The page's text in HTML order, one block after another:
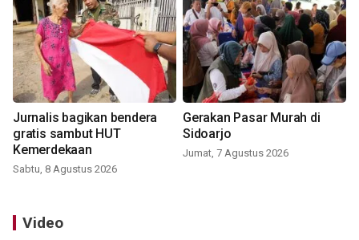
Jurnalis bagikan bendera
gratis sambut HUT
Kemerdekaan
Sabtu, 8 Agustus 2026
Gerakan Pasar Murah di
Sidoarjo
Jumat, 7 Agustus 2026
Video